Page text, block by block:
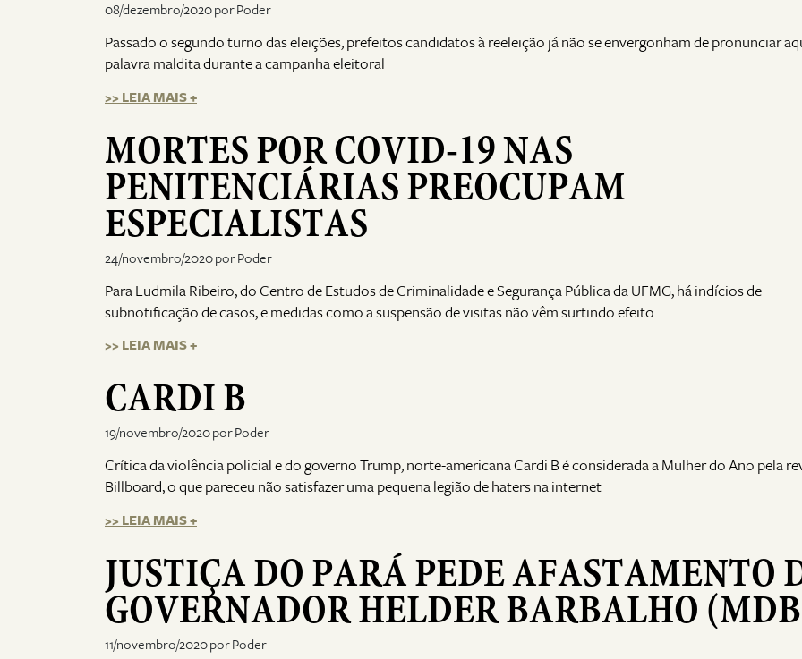
08/dezembro/2020 por Poder
Passado o segundo turno das eleições, prefeitos candidatos à reeleição já não se envergonham de pronunciar
palavra maldita durante a campanha eleitoral
>> LEIA MAIS +
MORTES POR COVID-19 NAS
PENITENCIÁRIAS PREOCUPAM
ESPECIALISTAS
24/novembro/2020 por Poder
Para Ludmila Ribeiro, do Centro de Estudos de Criminalidade e Segurança Pública da UFMG, há indícios de
subnotificação de casos, e medidas como a suspensão de visitas não vêm surtindo efeito
>> LEIA MAIS +
CARDI B
19/novembro/2020 por Poder
Crítica da violência policial e do governo Trump, norte-americana Cardi B é considerada a Mulher do Ano pela
Billboard, o que pareceu não satisfazer uma pequena legião de haters na internet
>> LEIA MAIS +
JUSTIÇA DO PARÁ PEDE AFASTAMENTO
GOVERNADOR HELDER BARBALHO
11/novembro/2020 por Poder